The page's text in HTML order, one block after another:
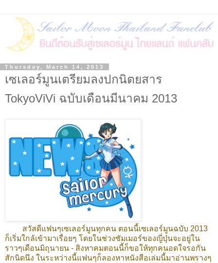
Thursday, March 14, 2013
เซเลอร์มูนเตรียมลงปกนิตยสาร
TokyoViVi ฉบับเดือนมีนาคม 2013
สวัสดีแฟนๆเซเลอร์มูนทุกคน ตอนนี้เซเลอร์มูนฉบับ 2013
ก็เริ่มใกล้เข้ามาเรื่อยๆ โดยในช่วงซัมเมอร์ของญี่ปุ่นจะอยู่ใน
ราวๆเดือนมิถุนายน - สิงหาคมตอนนี้ก็ขอให้ทุกคนอดใจรอกัน
สักนิดนึง ในระหว่างนี้แฟนๆก็ลองหาหนังสือเล่มนี้มาอ่านพรางๆ